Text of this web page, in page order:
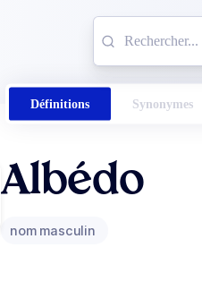
Définitions Synonymes
Albédo
nom masculin